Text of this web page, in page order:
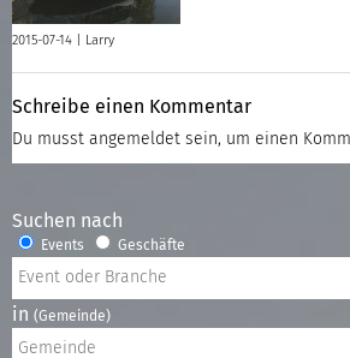
2015-07-14 | Larry
Schreibe einen Kommentar
Du musst angemeldet sein, um einen
Suchen nach
Events Geschäfte
in (Gemeinde)